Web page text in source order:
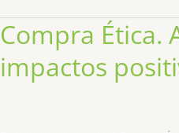
Claves
para
la
Compra
Compra Ética.
impactos